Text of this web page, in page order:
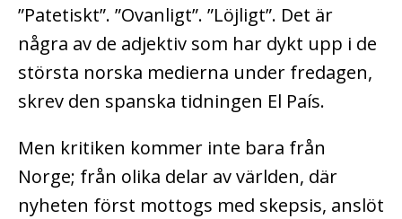
”Patetiskt”. ”Ovanligt”. ”Löjligt”. Det är
några av de adjektiv som har dykt upp i de
största norska medierna under fredagen,
skrev den spanska tidningen El País.
Men kritiken kommer inte bara från
Norge; från olika delar av världen, där
nyheten först mottogs med skepsis, anslöt